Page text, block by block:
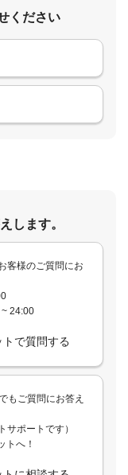
ください
します。
客様のご質問にお
24:00
で質問する
もご質問にお答え
サポートです）
トへ！